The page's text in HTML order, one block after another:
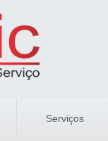
Serviços